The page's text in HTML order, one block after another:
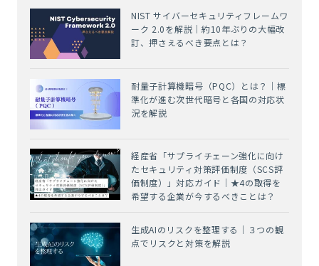
NIST サイバーセキュリティフレームワ
ーク 2.0を解説｜約10年ぶりの大幅改
訂、押さえるべき要点とは？
耐量子計算機暗号（PQC）とは？｜標
準化が進む次世代暗号と各国の対応状
況を解説
経産省「サプライチェーン強化に向け
たセキュリティ対策評価制度（SCS評
価制度）」対応ガイド｜★4の取得を
希望する企業が今するべきことは？
生成AIのリスクを整理する｜３つの観
点でリスクと対策を解説